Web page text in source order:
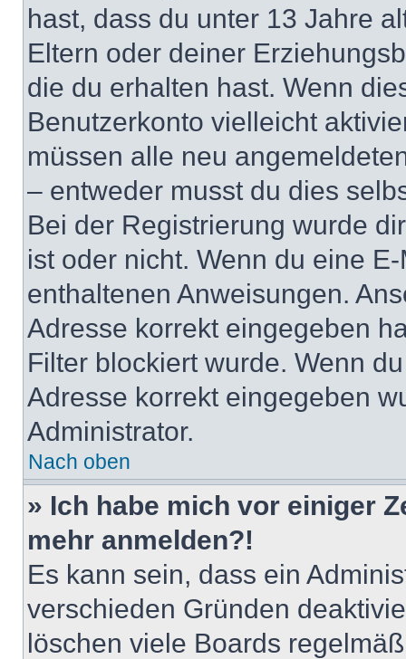
hast, dass du unter 13 Jahre
Eltern oder deiner
die du erhalten hast. Wenn
Benutzerkonto vielleicht
müssen alle neu
– entweder musst du dies
Bei der Registrierung wurde
ist oder nicht. Wenn du eine
enthaltenen Anweisungen.
Adresse korrekt eingegeben
Filter blockiert wurde. Wenn
Adresse korrekt eingegeben
Administrator.
Nach oben
» Ich habe mich vor einiger
mehr anmelden?!
Es kann sein, dass ein
verschieden Gründen
löschen viele Boards